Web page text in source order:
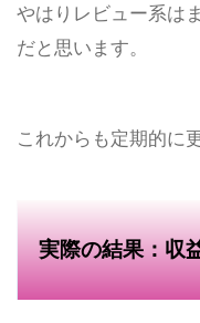
やはりレビュー系は
だと思います。
これからも定期的に
実際の結果：収